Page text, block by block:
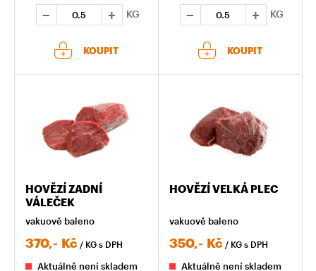
KG
KOUPIT
KG
KOUPIT
HOVĚZÍ ZADNÍ
VÁLEČEK
vakuově baleno
370,- Kč / KG s DPH
Aktuálně není skladem
HOVĚZÍ VELKÁ PLEC
vakuově baleno
350,- Kč / KG s DPH
Aktuálně není skladem